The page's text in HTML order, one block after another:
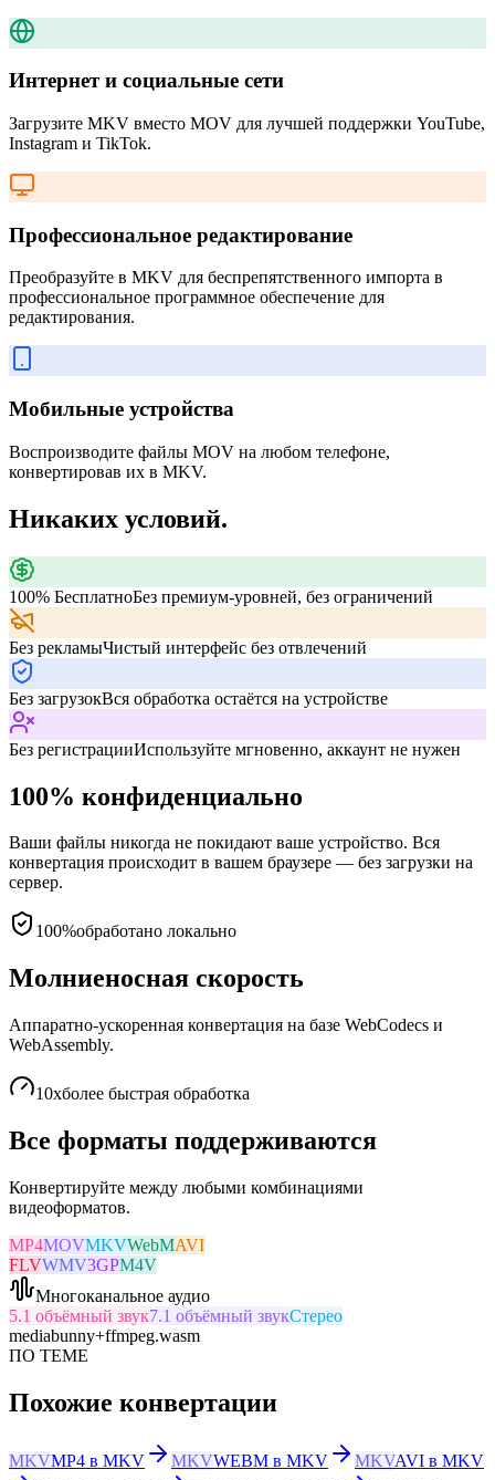
Интернет и социальные сети
Загрузите MKV вместо MOV для лучшей поддержки YouTube,
Instagram и TikTok.
Профессиональное редактирование
Преобразуйте в MKV для беспрепятственного импорта в
профессиональное программное обеспечение для
редактирования.
Мобильные устройства
Воспроизводите файлы MOV на любом телефоне,
конвертировав их в MKV.
Никаких условий.
100% БесплатноБез премиум-уровней, без ограничений
Без рекламыЧистый интерфейс без отвлечений
Без загрузокВся обработка остаётся на устройстве
Без регистрацииИспользуйте мгновенно, аккаунт не нужен
100% конфиденциально
Ваши файлы никогда не покидают ваше устройство. Вся
конвертация происходит в вашем браузере — без загрузки на
сервер.
100%обработано локально
Молниеносная скорость
Аппаратно-ускоренная конвертация на базе WebCodecs и
WebAssembly.
10xболее быстрая обработка
Все форматы поддерживаются
Конвертируйте между любыми комбинациями
видеоформатов.
MP4MOVMKVWebMAVI
FLVWMV3GPM4V
Многоканальное аудио
5.1 объёмный звук7.1 объёмный звукСтерео
mediabunny+ffmpeg.wasm
ПО ТЕМЕ
Похожие конвертации
MKVMP4 в MKV MKVWEBM в MKV MKVAVI в MKV